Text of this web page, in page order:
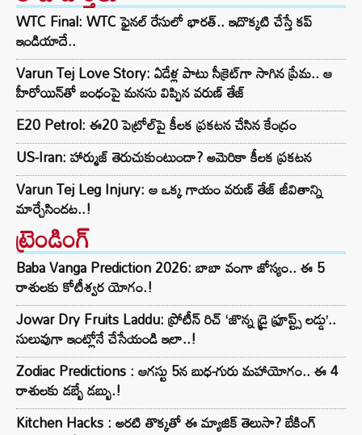
WTC Final: WTC ఫైనల్ రేసులో భారత్.. ఇదొక్కటి చేస్తే కప్
ఇండియాదే..
Varun Tej Love Story: ఏడేళ్ల పాటు సీక్రెట్‌గా సాగిన ప్రేమ.. ఆ
హీరోయిన్‌తో బంధంపై మనసు విప్పిన వరుణ్ తేజ్
E20 Petrol: ఈ20 పెట్రోల్‌పై కీలక ప్రకటన చేసిన కేంద్రం
US-Iran: హార్ముజ్ తెరుచుకుంటుందా? అమెరికా కీలక ప్రకటన
Varun Tej Leg Injury: ఆ ఒక్క గాయం వరుణ్ తేజ్ జీవితాన్ని
మార్చేసిందట..!
ట్రెండింగ్‌
Baba Vanga Prediction 2026: బాబా వంగా జోస్యం.. ఈ 5
రాశులకు కోటీశ్వర యోగం.!
Jowar Dry Fruits Laddu: ప్రోటీన్ రిచ్ ‘జొన్న డ్రై ఫ్రూప్ట్స్ లడ్డు’..
సులువుగా ఇంట్లోనే చేసేయండి ఇలా..!
Zodiac Predictions : ఆగస్టు 5న బుధ-గురు మహాయోగం.. ఈ 4
రాశులకు డబ్బే డబ్బు.!
Kitchen Hacks : అరటి తొక్కతో ఈ మ్యాజిక్ తెలుసా? బేకింగ్